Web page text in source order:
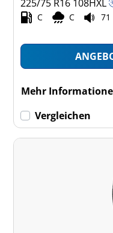
225/75 R16 108HXL
C C 71
Mehr
Vergleichen